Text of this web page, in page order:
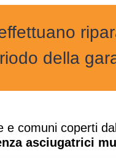
della
e comuni coperti
asciugatrici